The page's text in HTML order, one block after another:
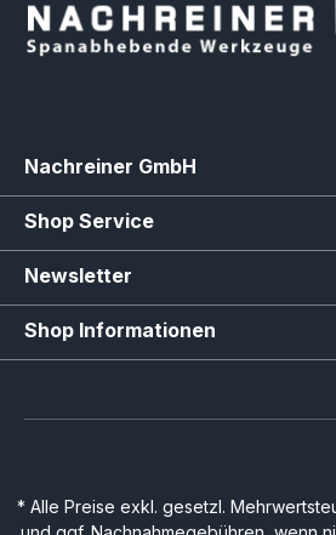
Nachreiner GmbH
Shop Service
Newsletter
Shop Informationen
* Alle Preise exkl. gesetzl.